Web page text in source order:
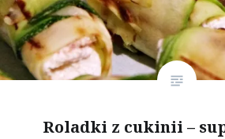
Roladki z cukinii –